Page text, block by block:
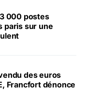
000 postes
paris sur une
des euros
Francfort dénonce